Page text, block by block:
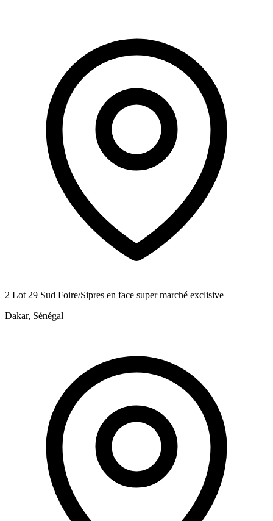
2 Lot 29 Sud Foire/Sipres en face super marché exclisive
Dakar, Sénégal